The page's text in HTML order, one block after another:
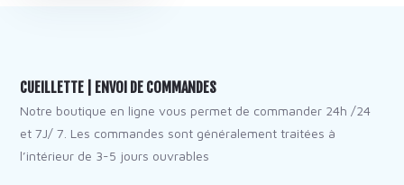
CUEILLETTE | ENVOI DE COMMANDES
Notre boutique en ligne vous permet de commander 24h /24
et 7J/ 7. Les commandes sont généralement traitées à
l’intérieur de 3-5 jours ouvrables